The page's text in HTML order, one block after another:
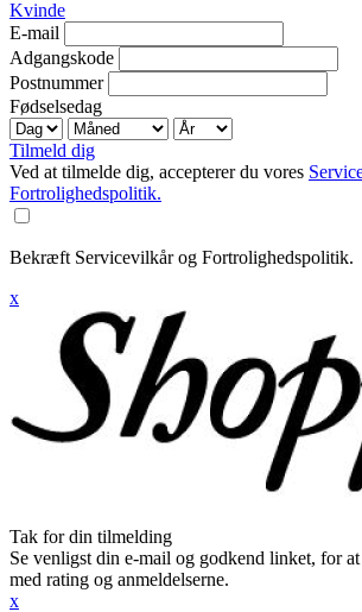
Kvinde
E-mail
Adgangskode
Postnummer
Fødselsedag
Tilmeld dig
Ved at tilmelde dig, accepterer du vores
Fortrolighedspolitik.
Bekræft Servicevilkår og Fortrolighedspolitik.
x
Tak for din tilmelding
Se venligst din e-mail og godkend linket, for
med rating og anmeldelserne.
x